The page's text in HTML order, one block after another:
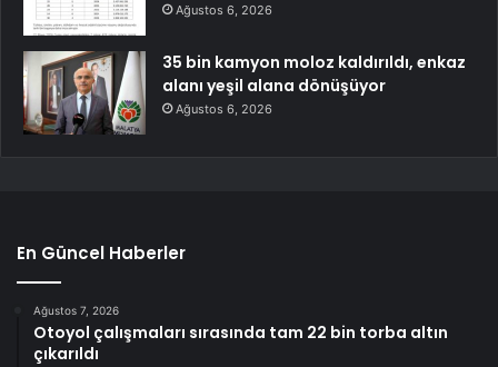
Ağustos 6, 2026
35 bin kamyon moloz kaldırıldı, enkaz
alanı yeşil alana dönüşüyor
Ağustos 6, 2026
En Güncel Haberler
Ağustos 7, 2026
Otoyol çalışmaları sırasında tam 22 bin torba altın
çıkarıldı